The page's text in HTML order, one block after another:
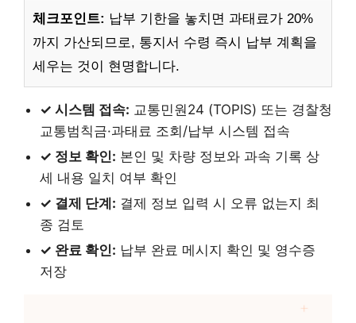
체크포인트: 납부 기한을 놓치면 과태료가 20%
까지 가산되므로, 통지서 수령 즉시 납부 계획을
세우는 것이 현명합니다.
✓ 시스템 접속: 교통민원24 (TOPIS) 또는 경찰청
교통범칙금·과태료 조회/납부 시스템 접속
✓ 정보 확인: 본인 및 차량 정보와 과속 기록 상
세 내용 일치 여부 확인
✓ 결제 단계: 결제 정보 입력 시 오류 없는지 최
종 검토
✓ 완료 확인: 납부 완료 메시지 확인 및 영수증
저장